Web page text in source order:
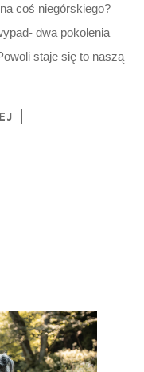
coś niegórskiego?
dwa pokolenia
staje się to naszą